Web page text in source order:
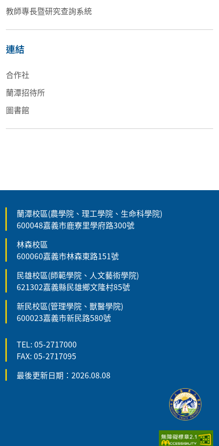
教師專長暨研究查詢系統
連結
合作社
蘭潭招待所
圖書館
蘭潭校區(農學院、理工學院、生命科學院)
600048嘉義市鹿寮里學府路300號
林森校區
600060嘉義市林森東路151號
民雄校區(師範學院、人文藝術學院)
621302嘉義縣民雄鄉文隆村85號
新民校區(管理學院、獸醫學院)
600023嘉義市新民路580號
TEL: 05-2717000
FAX: 05-2717095
最後更新日期：2026.08.08